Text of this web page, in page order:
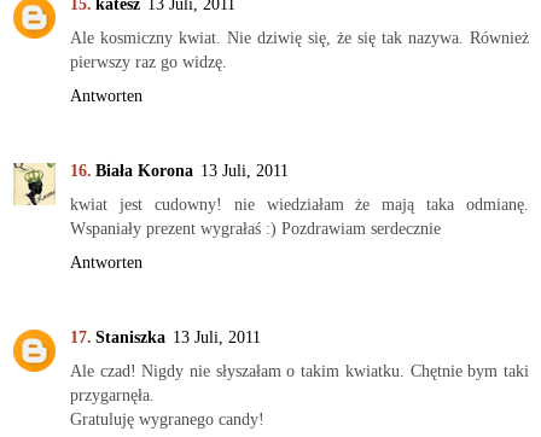
Ale kosmiczny kwiat. Nie dziwię się, że się tak nazywa. Również
pierwszy raz go widzę.
Antworten
Biała Korona 13 Juli, 2011
kwiat jest cudowny! nie wiedziałam że mają taka odmianę.
Wspaniały prezent wygrałaś :) Pozdrawiam serdecznie
Antworten
Staniszka 13 Juli, 2011
Ale czad! Nigdy nie słyszałam o takim kwiatku. Chętnie bym taki
przygarnęła.
Gratuluję wygranego candy!